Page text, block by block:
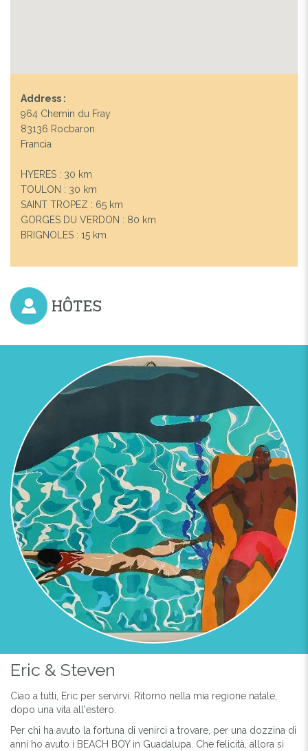
Address :
964 Chemin du Fray
83136 Rocbaron
Francia
HYERES : 30 km
TOULON : 30 km
SAINT TROPEZ : 65 km
GORGES DU VERDON : 80 km
BRIGNOLES : 15 km
HÔTES
Eric & Steven
Ciao a tutti, Eric per servirvi. Ritorno nella mia regione natale,
dopo una vita all'estero.
Per chi ha avuto la fortuna di venirci a trovare, per una dozzina di
anni ho avuto i BEACH BOY in Guadalupa. Che felicità, allora si